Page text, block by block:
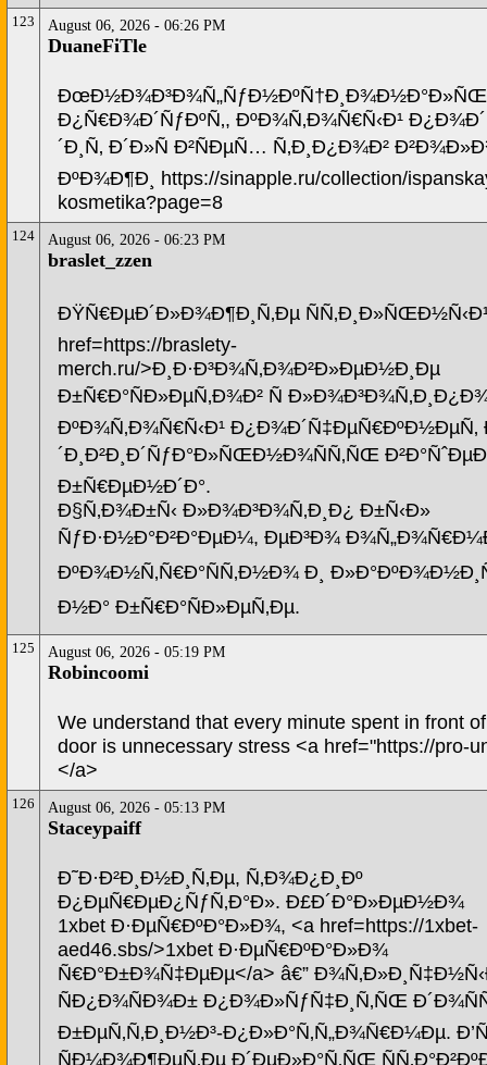
123 August 06, 2026 - 06:26 PM
DuaneFiTle
Ð¿Ñ€Ð¾Ð´ÑƒÐºÑ‚, ÐºÐ¾Ñ‚Ð¾Ñ€Ñ‹Ð¹
´Ð¸Ñ‚ Ð´Ð»Ñ Ð²ÑÐµÑ… Ñ‚Ð¸Ð¿Ð¾Ð²
ÐºÐ¾Ð¶Ð¸ https://sinapple.ru/collection/
kosmetika?page=8
124 August 06, 2026 - 06:23 PM
braslet_zzen
ÐŸÑ€ÐµÐ´Ð»Ð¾Ð¶Ð¸Ñ‚Ðµ
href=https://braslety-
merch.ru/>Ð¸Ð·Ð³Ð¾Ñ‚Ð¾Ð²Ð»ÐµÐ½Ð¸Ðµ
Ð±Ñ€Ð°ÑÐ»ÐµÑ‚Ð¾Ð² Ñ
ÐºÐ¾Ñ‚Ð¾Ñ€Ñ‹Ð¹
´Ð¸Ð²Ð¸Ð´ÑƒÐ°Ð»ÑŒÐ½Ð¾ÑÑ‚ÑŒ
Ð±Ñ€ÐµÐ½Ð´Ð°.
Ð§Ñ‚Ð¾Ð±Ñ‹ Ð»Ð¾Ð³Ð¾Ñ‚Ð¸Ð¿ Ð±Ñ‹Ð»
ÑƒÐ·Ð½Ð°Ð²Ð°ÐµÐ¼, ÐµÐ³Ð¾
ÐºÐ¾Ð½Ñ‚Ñ€Ð°ÑÑ‚Ð½Ð¾ Ð¸
Ð½Ð° Ð±Ñ€Ð°ÑÐ»ÐµÑ‚Ðµ.
125 August 06, 2026 - 05:19 PM
Robincoomi
We understand that every minute spent in front
door is unnecessary stress <a href="https://pro-
</a>
126 August 06, 2026 - 05:13 PM
Staceypaiff
Ð˜Ð·Ð²Ð¸Ð½Ð¸Ñ‚Ðµ, Ñ‚Ð¾Ð¿Ð¸Ðº
Ð¿ÐµÑ€ÐµÐ¿ÑƒÑ‚Ð°Ð». Ð£Ð´Ð°Ð»ÐµÐ½Ð¾
1xbet Ð·ÐµÑ€ÐºÐ°Ð»Ð¾, <a href=https://1xbet-
aed46.sbs/>1xbet Ð·ÐµÑ€ÐºÐ°Ð»Ð¾
Ñ€Ð°Ð±Ð¾Ñ‡ÐµÐµ</a> â€”
ÑÐ¿Ð¾ÑÐ¾Ð± Ð¿Ð¾Ð»ÑƒÑ‡Ð¸Ñ‚ÑŒ
Ð±ÐµÑ‚Ñ‚Ð¸Ð½Ð³-Ð¿Ð»Ð°Ñ‚Ñ„Ð¾Ñ€Ð¼Ðµ.
ÑÐ¼Ð¾Ð¶ÐµÑ‚Ðµ Ð´ÐµÐ»Ð°Ñ‚ÑŒ